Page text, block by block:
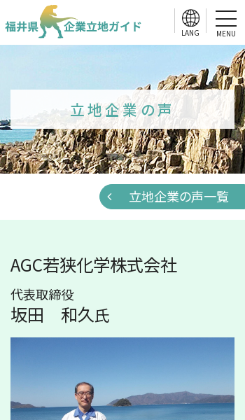
MENU
立地企業の声
立地企業の声一覧
AGC若狭化学株式会社
代表取締役
坂田 和久氏